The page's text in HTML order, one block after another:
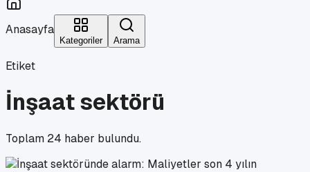
Anasayfa
Kategoriler Arama
Etiket
İnşaat sektörü
Toplam 24 haber bulundu.